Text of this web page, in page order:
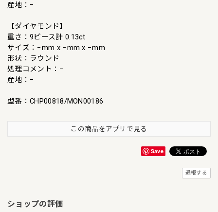
産地：−
【ダイヤモンド】
重さ：9ピース計 0.13ct
サイズ：−mm x −mm x −mm
形状：ラウンド
処理コメント：−
産地：−
型番：CHP00818/MON00186
この商品をアプリで見る
Save
通報する
ショップの評価